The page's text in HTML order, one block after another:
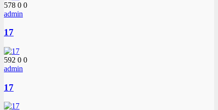
578 0 0
admin
17
592 0 0
admin
17